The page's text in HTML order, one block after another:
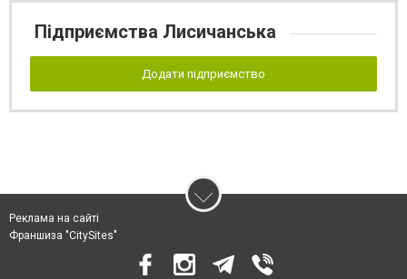
Підприємства Лисичанська
Додати підприємство
Реклама на сайті
Франшиза "CitySites"